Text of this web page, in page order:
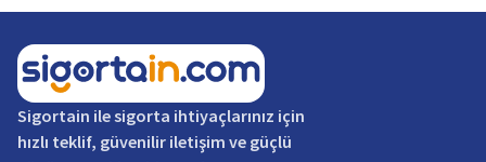
Sigortain ile sigorta ihtiyaçlarınız için
hızlı teklif, güvenilir iletişim ve güçlü